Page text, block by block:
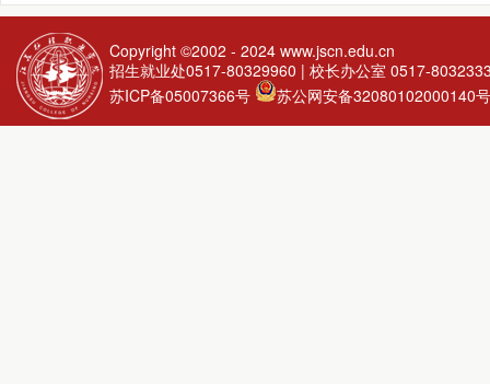
Copyright ©2002 - 2024 www.jscn.edu.cn
招生就业处0517-80329960 | 校长办公室 0517-
苏ICP备05007366号
苏公网安备32080102000140号